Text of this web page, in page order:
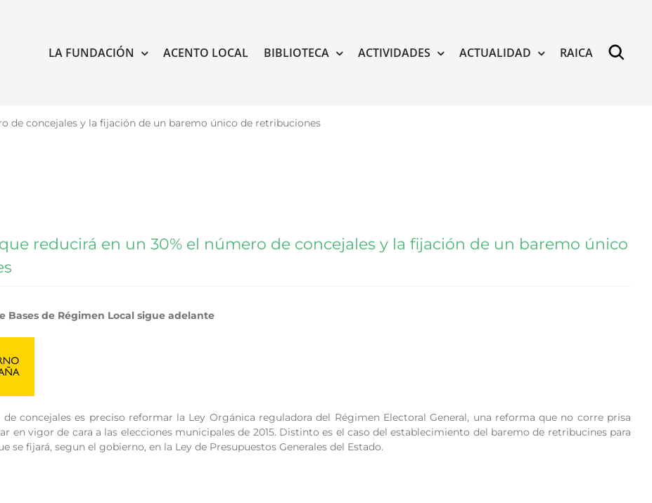
LA FUNDACIÓN ACENTO LOCAL BIBLIOTECA ACTIVIDADES ACTUALIDAD RAICA
de concejales y la fijación de un baremo único de retribuciones
reducirá en un 30% el número de concejales y la fijación de un baremo único
Bases de Régimen Local sigue adelante
concejales es preciso reformar la Ley Orgánica reguladora del Régimen Electoral General, una reforma que no corre prisa
en vigor de cara a las elecciones municipales de 2015. Distinto es el caso del establecimiento del baremo de retribucines para
se fijará, segun el gobierno, en la Ley de Presupuestos Generales del Estado.